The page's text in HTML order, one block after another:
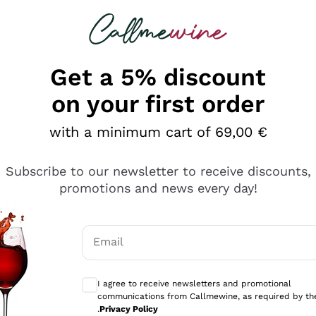
looking for
è male ma secondo me ci sono alternative che
Get a 5% discount
on your first order
with a minimum cart of 69,00 €
Subscribe to our newsletter to receive discounts,
promotions and news every day!
Email
I agree to receive newsletters and promotional
communications from Callmewine, as required by
.Privacy Policy